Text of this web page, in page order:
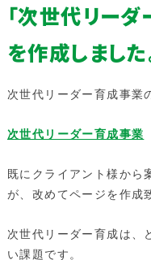
「次世代リー
を作成しました
次世代リーダー育成事業
次世代リーダー育成事業
既にクライアント様から
が、改めてページを作成
次世代リーダー育成は、
い課題です。